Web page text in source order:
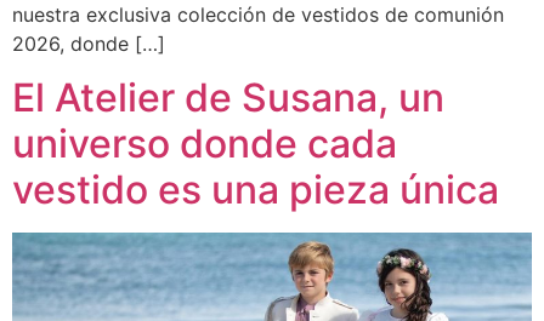
nuestra exclusiva colección de vestidos de comunión
2026, donde […]
El Atelier de Susana, un
universo donde cada
vestido es una pieza única